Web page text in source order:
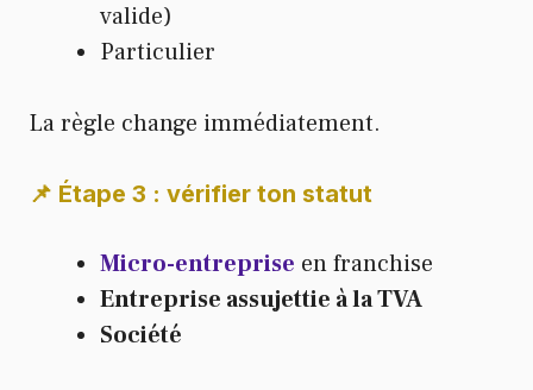
valide)
Particulier
La règle change immédiatement.
📌 Étape 3 : vérifier ton statut
Micro-entreprise en franchise
Entreprise assujettie à la TVA
Société